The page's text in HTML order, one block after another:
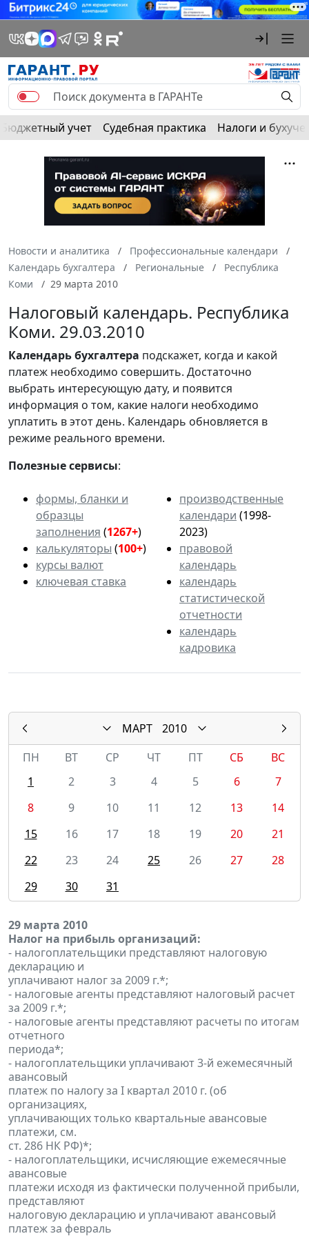
Бюджетный учет Судебная практика Налоги и
Новости и аналитика
Профессиональные календари
Календарь бухгалтера
Региональные
Республика
Коми
29 марта 2010
Налоговый календарь. Республика
Коми. 29.03.2010
Календарьбухгалтера подскажет, когда и какой
платеж необходимо совершить. Достаточно
выбрать интересующую дату, и появится
информация о том, какие налоги необходимо
уплатить в этот день. Календарь обновляется в
режиме реального времени.
Полезные сервисы:
формы, бланки и
образцы
заполнения (1267+)
калькуляторы (100+)
курсы валют
ключевая ставка
производственные
календари (1998-
2023)
правовой
календарь
календарь
статистической
отчетности
календарь
кадровика
МАРТ
2010
ПН
ВТ СР ЧТ ПТ СБ
ВС
1
2 3 4 5 6
7
8
9 10 11 12 13
14
15
16 17 18 19 20
21
22
23 24 25 26 27
28
29
30 31
29 марта 2010
Налог на прибыль организаций:
- налогоплательщики представляют налоговую
декларацию и
уплачивают налог за 2009 г.*;
- налоговые агенты представляют налоговый расчет
за 2009 г.*;
- налоговые агенты представляют расчеты по итогам
отчетного
периода*;
- налогоплательщики уплачивают 3-й ежемесячный
авансовый
платеж по налогу за I квартал 2010 г. (об
организациях,
уплачивающих только квартальные авансовые
платежи, см.
ст. 286 НК РФ)*;
- налогоплательщики, исчисляющие ежемесячные
авансовые
платежи исходя из фактически полученной прибыли,
представляют
налоговую декларацию и уплачивают авансовый
платеж за февраль